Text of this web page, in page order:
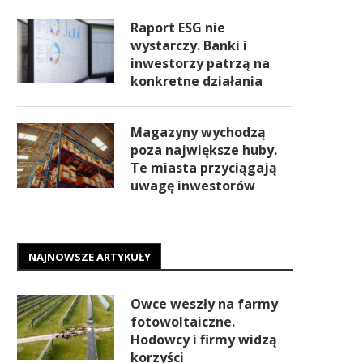
Raport ESG nie
wystarczy. Banki i
inwestorzy patrzą na
konkretne działania
Magazyny wychodzą
poza największe huby.
Te miasta przyciągają
uwagę inwestorów
NAJNOWSZE ARTYKUŁY
Owce weszły na farmy
fotowoltaiczne.
Hodowcy i firmy widzą
korzyści